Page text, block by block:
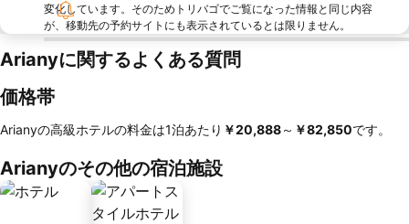
変化しています。そのためトリバゴでご覧になった情報と同じ内容
が、移動先の予約サイトにも表示されているとは限りません。
Arianyに関するよくある質問
価格帯
Arianyの高級ホテルの料金は1泊あたり ‎￥20,888～ ‎￥82,850です。
Arianyのその他の宿泊施設